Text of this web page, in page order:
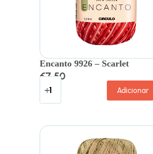
Encanto 9926 – Scarlet
€7.50
Adicionar